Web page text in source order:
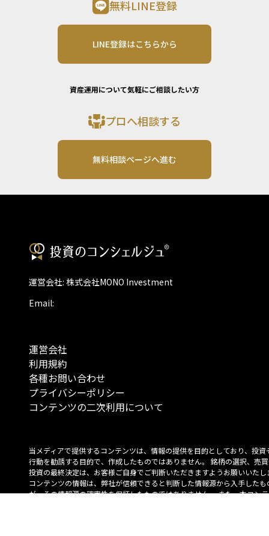
無料LINE登録
LINE登録はこちらから
資産運用について気軽にご相談したい方
プロへ相談する
無料相談ページへ進む
運営会社: 株式会社MONO Investment
Email:
運営会社
利用規約
各種お問い合わせ
プライバシーポリシー
コンテンツの二次利用について
当メディアで提供するコンテンツは、情報の提供を目的としており、投資
行動を勧誘する目的で、作成したものではありません。 銘柄の選択、売
投資の最終決定は、お客様ご自身でご判断いただきますようお願いいたし
コンテンツの情報は、弊社が信頼できると判断した情報源から入手したも
が、その情報源の確実性を保証したものではありません。 また、本コン